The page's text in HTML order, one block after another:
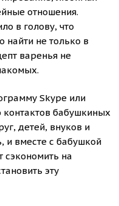
отношения.
в голову, что
найти не только в
варенья не
Skype или
контактов бабушкиных
детей, внуков и
и вместе с бабушкой
сэкономить на
эту